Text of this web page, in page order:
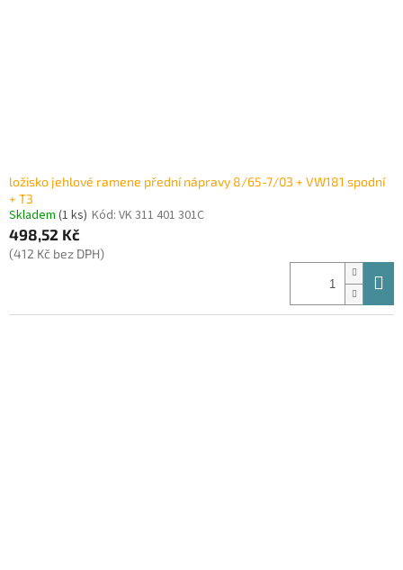
ložisko jehlové ramene přední nápravy 8/65-7/03 + VW181 spodní
+ T3
Skladem (1 ks) Kód: VK 311 401 301C
498,52 Kč
(412 Kč bez DPH)